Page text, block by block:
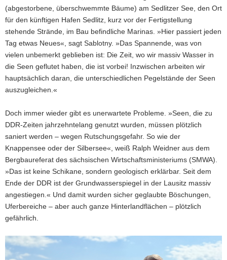
(abgestorbene, überschwemmte Bäume) am Sedlitzer See, den Ort
für den künftigen Hafen Sedlitz, kurz vor der Fertigstellung
stehende Strände, im Bau befindliche Marinas. »Hier passiert jeden
Tag etwas Neues«, sagt Sablotny. »Das Spannende, was von
vielen unbemerkt geblieben ist: Die Zeit, wo wir massiv Wasser in
die Seen geflutet haben, die ist vorbei! Inzwischen arbeiten wir
hauptsächlich daran, die unterschiedlichen Pegelstände der Seen
auszugleichen.«
Doch immer wieder gibt es unerwartete Probleme. »Seen, die zu
DDR-Zeiten jahrzehntelang genutzt wurden, müssen plötzlich
saniert werden – wegen Rutschungsgefahr. So wie der
Knappensee oder der Silbersee«, weiß Ralph Weidner aus dem
Bergbaureferat des sächsischen Wirtschaftsministeriums (SMWA).
»Das ist keine Schikane, sondern geologisch erklärbar. Seit dem
Ende der DDR ist der Grundwasserspiegel in der Lausitz massiv
angestiegen.« Und damit wurden sicher geglaubte Böschungen,
Uferbereiche – aber auch ganze Hinterlandflächen – plötzlich
gefährlich.